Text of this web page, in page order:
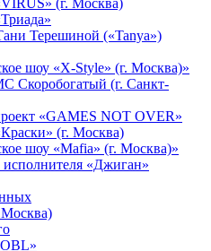
(г. Москва)
Терешиной («Tanya»)
шоу «X-Style» (г. Москва)»
Скоробогатый (г. Санкт-
«GAMES NOT OVER»
(г. Москва)
шоу «Mafia» (г. Москва)»
исполнителя «Джиган»